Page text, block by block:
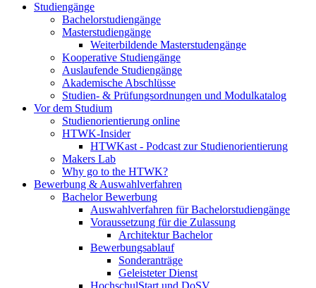
Studiengänge
Bachelorstudiengänge
Masterstudiengänge
Weiterbildende Masterstudengänge
Kooperative Studiengänge
Auslaufende Studiengänge
Akademische Abschlüsse
Studien- & Prüfungsordnungen und Modulkatalog
Vor dem Studium
Studienorientierung online
HTWK-Insider
HTWKast - Podcast zur Studienorientierung
Makers Lab
Why go to the HTWK?
Bewerbung & Auswahlverfahren
Bachelor Bewerbung
Auswahlverfahren für Bachelorstudiengänge
Voraussetzung für die Zulassung
Architektur Bachelor
Bewerbungsablauf
Sonderanträge
Geleisteter Dienst